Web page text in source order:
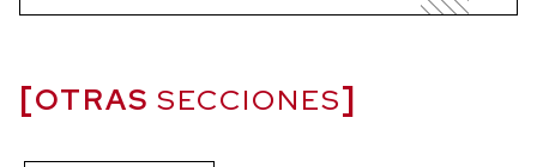
OTRAS SECCIONES